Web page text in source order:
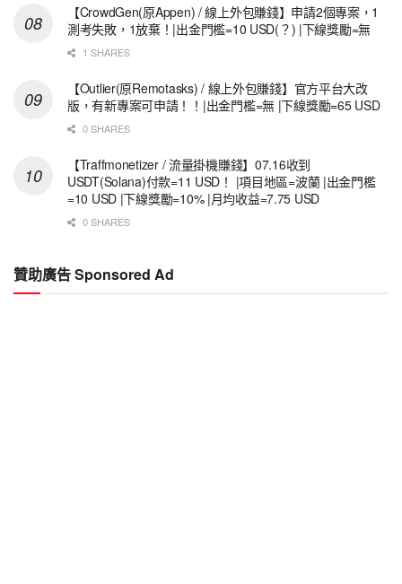
【CrowdGen(原Appen) / 線上外包賺錢】申請2個專案，1
測考失敗，1放棄！|出金門檻=10 USD(？) |下線獎勵=無
1 SHARES
【Outlier(原Remotasks) / 線上外包賺錢】官方平台大改
版，有新專案可申請！！|出金門檻=無 |下線獎勵=65 USD
0 SHARES
【Traffmonetizer / 流量掛機賺錢】07.16收到
USDT(Solana)付款=11 USD！ |項目地區=波蘭 |出金門檻
=10 USD |下線獎勵=10% |月均收益=7.75 USD
0 SHARES
贊助廣告 Sponsored Ad